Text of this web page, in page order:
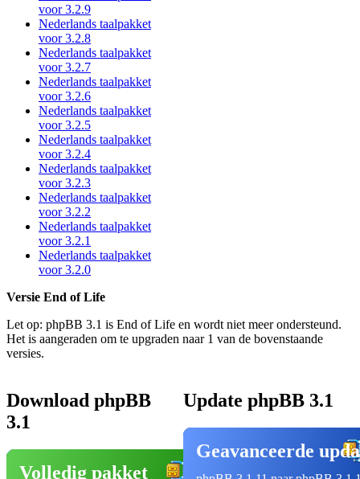
voor 3.2.9
Nederlands taalpakket
voor 3.2.8
Nederlands taalpakket
voor 3.2.7
Nederlands taalpakket
voor 3.2.6
Nederlands taalpakket
voor 3.2.5
Nederlands taalpakket
voor 3.2.4
Nederlands taalpakket
voor 3.2.3
Nederlands taalpakket
voor 3.2.2
Nederlands taalpakket
voor 3.2.1
Nederlands taalpakket
voor 3.2.0
Versie End of Life
Let op: phpBB 3.1 is End of Life en wordt niet meer ondersteund.
Het is aangeraden om te upgraden naar 1 van de bovenstaande
versies.
Download phpBB
3.1
Volledig pakket
Update phpBB 3.1
Geavanceerde